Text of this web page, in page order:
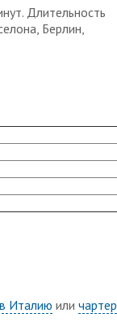
Длительность
Берлин,
Италию или чартер